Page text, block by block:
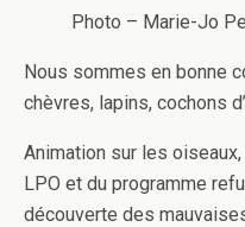
Photo – Marie-Jo
Nous sommes en bonne
chèvres, lapins, cochons
Animation sur les
LPO et du programme
découverte des